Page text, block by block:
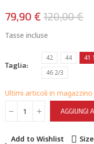
79,90 € 120,00 €
Tasse incluse
Taglia
42 44 41
46 2/3
Ultimi articoli in magazzino
AGGIUNGI
Add to Wishlist